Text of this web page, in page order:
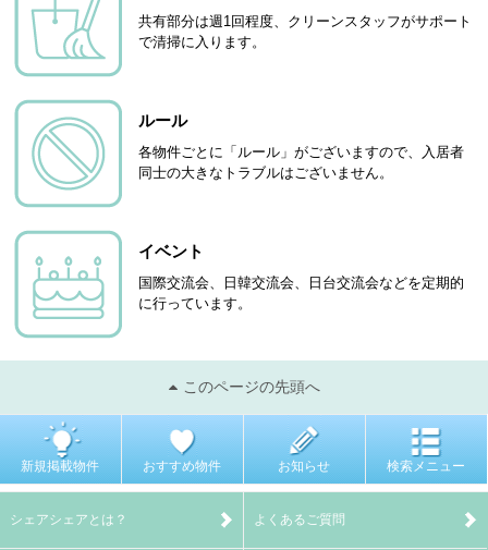
共有部分は週1回程度、クリーンスタッフがサポート
で清掃に入ります。
ルール
各物件ごとに「ルール」がございますので、入居者
同士の大きなトラブルはございません。
イベント
国際交流会、日韓交流会、日台交流会などを定期的
に行っています。
このページの先頭へ
新規掲載物件 おすすめ物件 お知らせ 検索メニュー
シェアシェアとは？ よくあるご質問